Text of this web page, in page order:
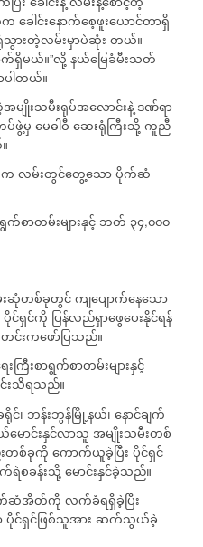
ေါင်းနောက်စေ့ဖူးယောင်တာရှိ
ားတဲ့လမ်းမှာပဲဆုံး တယ်။
ရှိမယ်။”လို့ နယ်မြေခံမီးသတ်
ပါတယ်။
မျိုးသမီးရုပ်အလောင်းနဲ့ ဒဏ်ရာ
မှ မေဓါဝီ ဆေးရုံကြီးသို့ ကူညီ
းက လမ်းတွင်တွေ့သော ပိုက်ဆံ
ာတမ်းများနှင့် ဘတ် ၃၄,၀၀၀
ဆုံတစ်ခုတွင် ကျပျောက်နေသော
င်ကို ပြန်လည်ရှာဖွေပေးနိုင်ရန်
င်းကဖော်ပြသည်။
းစာရွက်စာတမ်းများနှင့်
င်းသိရသည်။
င်၊ ဘန်းဘွန်မြို့နယ်၊ နောင်ချက်
မောင်းနှင်လာသူ အမျိုးသမီးတစ်
စ်ခုကို ကောက်ယူခဲ့ပြီး ပိုင်ရှင်
ရဲစခန်းသို့ မောင်းနှင်ခဲ့သည်။
က်ဆံအိတ်ကို လက်ခံရရှိခဲ့ပြီး
ပိုင်ရှင်ဖြစ်သူအား ဆက်သွယ်ခဲ့